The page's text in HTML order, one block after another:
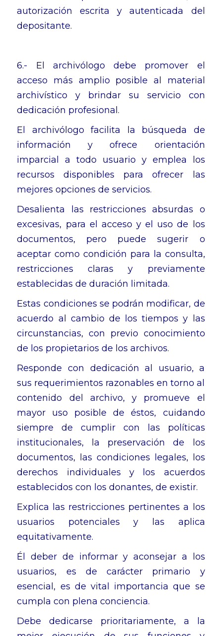
autorización escrita y autenticada del
depositante.
6.- El archivólogo debe promover el
acceso más amplio posible al material
archivístico y brindar su servicio con
dedicación profesional.
El archivólogo facilita la búsqueda de
información y ofrece orientación
imparcial a todo usuario y emplea los
recursos disponibles para ofrecer las
mejores opciones de servicios.
Desalienta las restricciones absurdas o
excesivas, para el acceso y el uso de los
documentos, pero puede sugerir o
aceptar como condición para la consulta,
restricciones claras y previamente
establecidas de duración limitada.
Estas condiciones se podrán modificar, de
acuerdo al cambio de los tiempos y las
circunstancias, con previo conocimiento
de los propietarios de los archivos.
Responde con dedicación al usuario, a
sus requerimientos razonables en torno al
contenido del archivo, y promueve el
mayor uso posible de éstos, cuidando
siempre de cumplir con las políticas
institucionales, la preservación de los
documentos, las condiciones legales, los
derechos individuales y los acuerdos
establecidos con los donantes, de existir.
Explica las restricciones pertinentes a los
usuarios potenciales y las aplica
equitativamente.
Él deber de informar y aconsejar a los
usuarios, es de carácter primario y
esencial, es de vital importancia que se
cumpla con plena conciencia.
Debe dedicarse prioritariamente, a la